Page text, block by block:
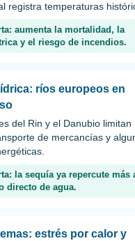
registra temperaturas
aumenta la mortalidad, la
y el riesgo de incendios.
ríos europeos en
del Rin y el Danubio limitan
de mercancías y
la sequía ya repercute más
directo de agua.
estrés por calor y